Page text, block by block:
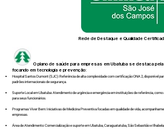
Rede de Destaque e Qualidade
O plano de saúde para empresas em Ubatuba se destaca
focando em tecnologia e prevenção:
Hospital Santos Dumont (SJC): Referência de alta complexidade com certificação ONA 2, disponível
padrões internacionais de segurança.
Suporte Local em Ubatuba: Atendimento de urgência e emergência em instituições de referência,
para seus funcionários.
Programas Viver Bem: Iniciativas de Medicina Preventiva focadas em qualidade de vida,
empresas.
Área de Atendimento: Comercialização e suporte em Ubatuba, Caraguatatuba, São Sebastião e